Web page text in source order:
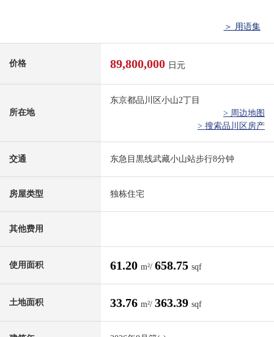
＞ 用语集
价格 89,800,000 日元
所在地
东京都品川区小山2丁目
> 周边地图
> 搜索品川区房产
交通 东急目黒线武藏小山站步行8分钟
房屋类型 独栋住宅
其他费用
使用面积 61.20 m²/ 658.75 sqf
土地面积 33.76 m²/ 363.39 sqf